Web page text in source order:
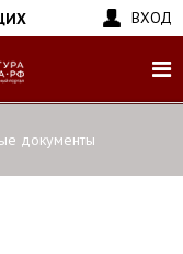
ВХОД
документы